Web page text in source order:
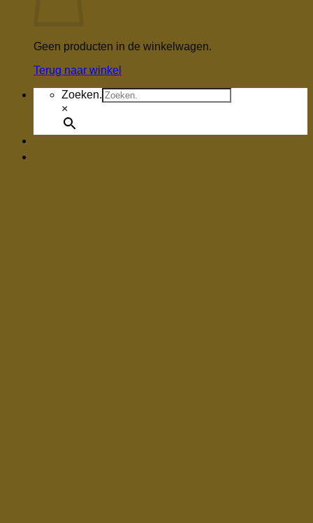
Geen producten in de winkelwagen.
Terug naar winkel
Zoeken.
×